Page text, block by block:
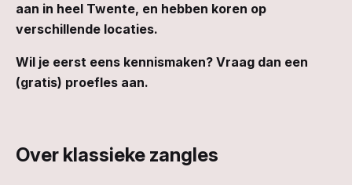
aan in heel Twente, en hebben koren op
verschillende locaties.
Wil je eerst eens kennismaken? Vraag dan een
(gratis) proefles aan.
Over klassieke zangles